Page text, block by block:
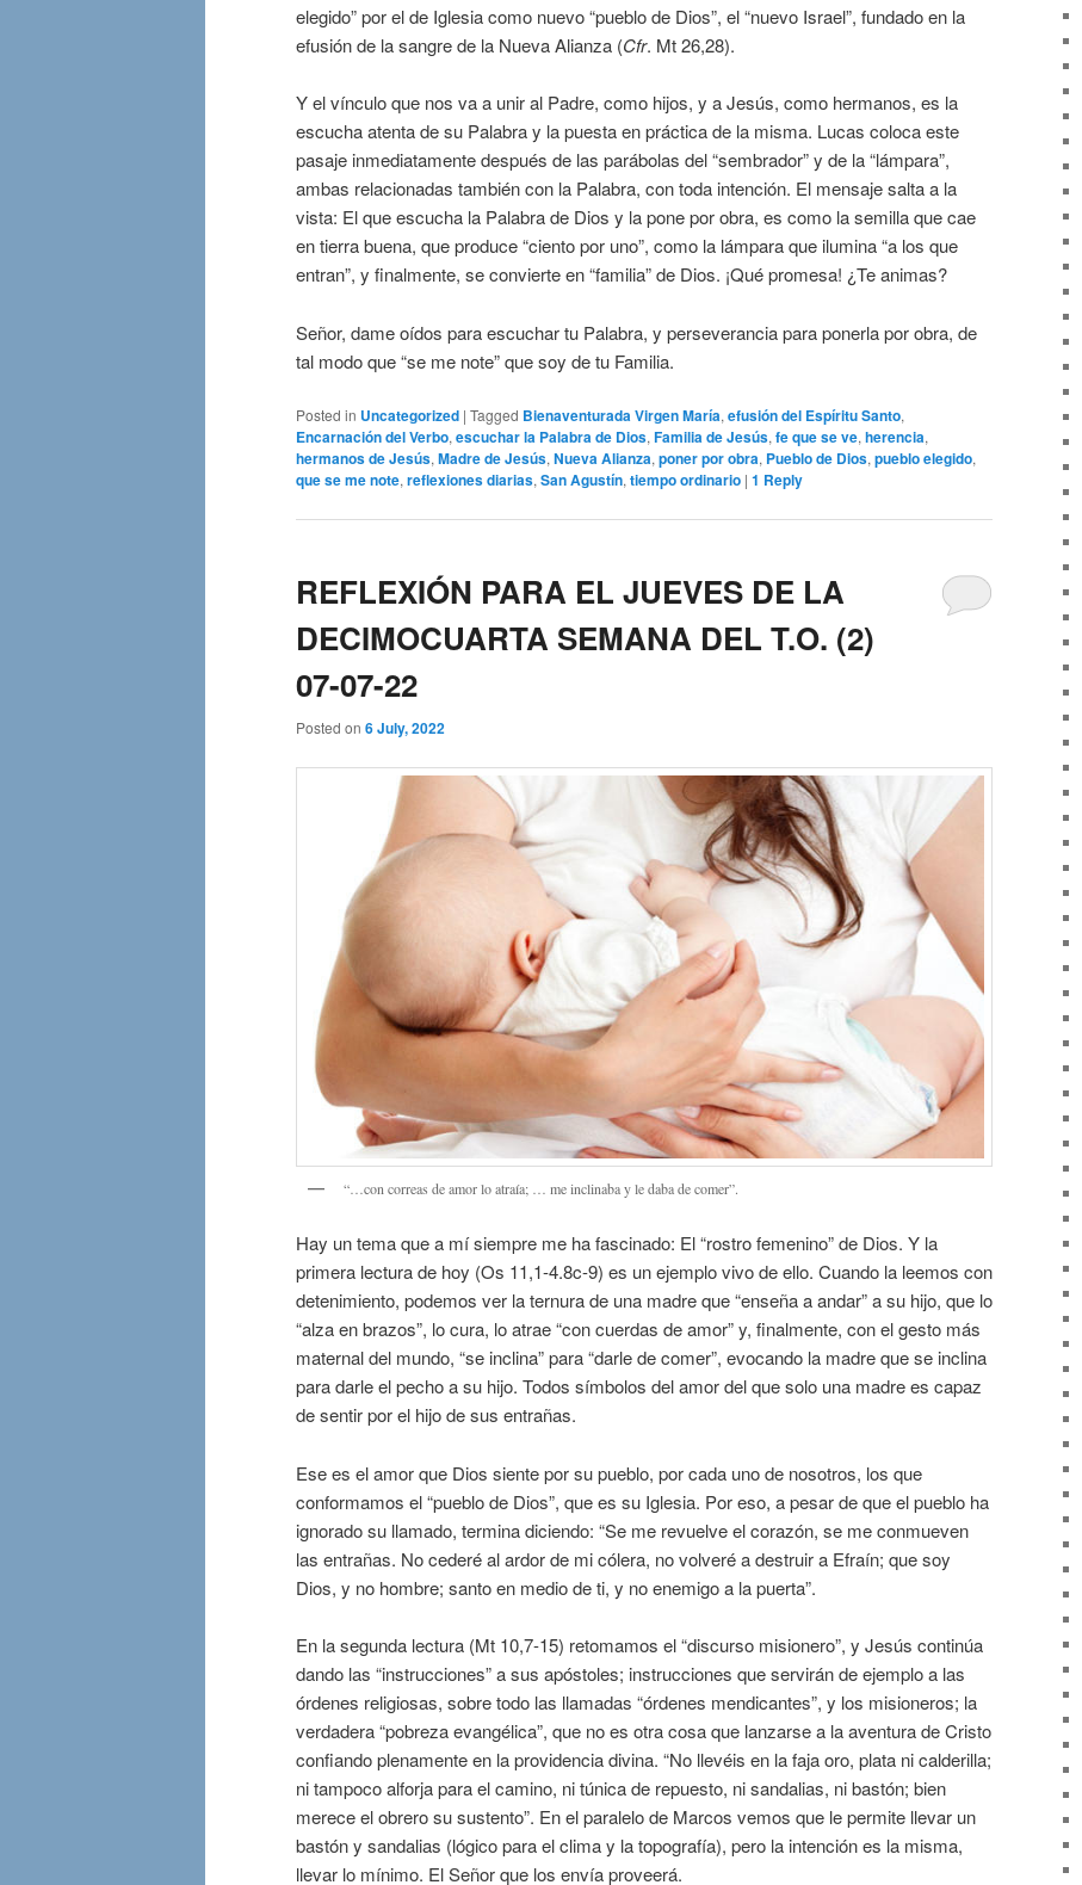
elegido” por el de Iglesia como nuevo “pueblo de Dios”, el “nuevo Israel”, fundado en la
efusión de la sangre de la Nueva Alianza (Cfr. Mt 26,28).
Y el vínculo que nos va a unir al Padre, como hijos, y a Jesús, como hermanos, es la
escucha atenta de su Palabra y la puesta en práctica de la misma. Lucas coloca este
pasaje inmediatamente después de las parábolas del “sembrador” y de la “lámpara”,
ambas relacionadas también con la Palabra, con toda intención. El mensaje salta a la
vista: El que escucha la Palabra de Dios y la pone por obra, es como la semilla que cae
en tierra buena, que produce “ciento por uno”, como la lámpara que ilumina “a los que
entran”, y finalmente, se convierte en “familia” de Dios. ¡Qué promesa! ¿Te animas?
Señor, dame oídos para escuchar tu Palabra, y perseverancia para ponerla por obra, de
tal modo que “se me note” que soy de tu Familia.
Posted in Uncategorized | Tagged Bienaventurada Virgen María, efusión del Espíritu Santo,
Encarnación del Verbo, escuchar la Palabra de Dios, Familia de Jesús, fe que se ve, herencia,
hermanos de Jesús, Madre de Jesús, Nueva Alianza, poner por obra, Pueblo de Dios, pueblo elegido,
que se me note, reflexiones diarias, San Agustín, tiempo ordinario | 1 Reply
REFLEXIÓN PARA EL JUEVES DE LA
DECIMOCUARTA SEMANA DEL T.O. (2)
07-07-22
Posted on 6 July, 2022
“…con correas de amor lo atraía; … me inclinaba y le daba de comer”.
Hay un tema que a mí siempre me ha fascinado: El “rostro femenino” de Dios. Y la
primera lectura de hoy (Os 11,1-4.8c-9) es un ejemplo vivo de ello. Cuando la leemos con
detenimiento, podemos ver la ternura de una madre que “enseña a andar” a su hijo, que lo
“alza en brazos”, lo cura, lo atrae “con cuerdas de amor” y, finalmente, con el gesto más
maternal del mundo, “se inclina” para “darle de comer”, evocando la madre que se inclina
para darle el pecho a su hijo. Todos símbolos del amor del que solo una madre es capaz
de sentir por el hijo de sus entrañas.
Ese es el amor que Dios siente por su pueblo, por cada uno de nosotros, los que
conformamos el “pueblo de Dios”, que es su Iglesia. Por eso, a pesar de que el pueblo ha
ignorado su llamado, termina diciendo: “Se me revuelve el corazón, se me conmueven
las entrañas. No cederé al ardor de mi cólera, no volveré a destruir a Efraín; que soy
Dios, y no hombre; santo en medio de ti, y no enemigo a la puerta”.
En la segunda lectura (Mt 10,7-15) retomamos el “discurso misionero”, y Jesús continúa
dando las “instrucciones” a sus apóstoles; instrucciones que servirán de ejemplo a las
órdenes religiosas, sobre todo las llamadas “órdenes mendicantes”, y los misioneros; la
verdadera “pobreza evangélica”, que no es otra cosa que lanzarse a la aventura de Cristo
confiando plenamente en la providencia divina. “No llevéis en la faja oro, plata ni calderilla;
ni tampoco alforja para el camino, ni túnica de repuesto, ni sandalias, ni bastón; bien
merece el obrero su sustento”. En el paralelo de Marcos vemos que le permite llevar un
bastón y sandalias (lógico para el clima y la topografía), pero la intención es la misma,
llevar lo mínimo. El Señor que los envía proveerá.